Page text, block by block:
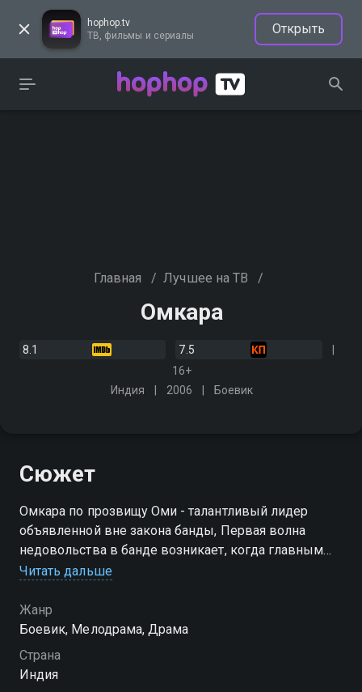
hophop.tv
ТВ, фильмы и сериалы
Открыть
Главная / Лучшее на ТВ /
Омкара
8.1
7.5
16+
Индия
2006 Боевик
Сюжет
Омкара по прозвищу Оми - талантливый лидер
объявленной вне закона банды, Первая волна
недовольства в банде возникает, когда главным
лейтенантом Омкара назначает активного Кесу, а не
Читать дальше
Жанр
Боевик, Мелодрама, Драма
Страна
Индия